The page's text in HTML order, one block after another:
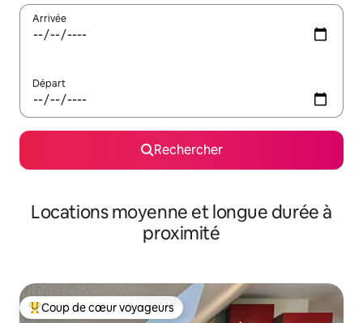
Arrivée
Départ
Rechercher
Locations moyenne et longue durée à
proximité
Coups de cœur voyageurs les plus appréciés
Coup de cœur voyageurs